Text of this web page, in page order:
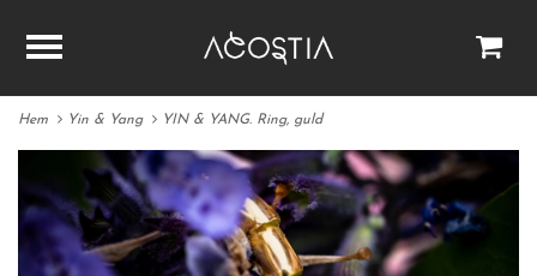
Hem Yin & Yang YIN & YANG. Ring, guld